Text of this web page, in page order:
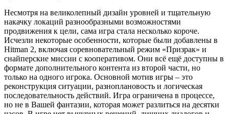
Несмотря на великолепный дизайн уровней и тщательную
накачку локаций разнообразными возможностями
продвижения к цели, сама игра стала несколько короче.
Исчезли некоторые особенности, которые были добавлены в
Hitman 2, включая соревновательный режим «Призрак» и
снайперские миссии с кооперативом. Они всё ещё доступны в
формате дополнительного контента из второй части, но
только на одного игрока. Основной мотив игры – это
реконструкция ситуации, разноплановость и логическая
последовательность действий. Игра ограничена в процессе,
но не в Вашей фантазии, которая может разлиться на десятки